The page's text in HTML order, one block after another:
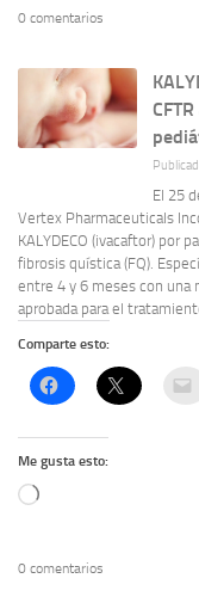
0 comentarios
El 25
Vertex Pharmaceuticals
KALYDECO (ivacaftor) por
fibrosis quística (FQ).
entre 4 y 6 meses con una
aprobada para el
Comparte esto:
Me gusta esto:
Cargando...
0 comentarios